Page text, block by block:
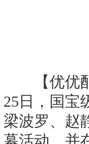
【优优配
25日，国宝
梁波罗、赵